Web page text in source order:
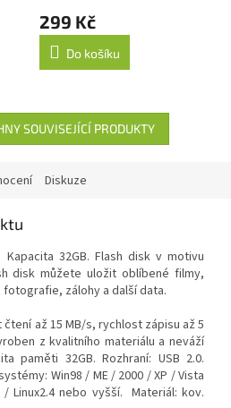
299 Kč
Do košíku
SOUVISEJÍCÍ PRODUKTY
Diskuze
32GB. Flash disk v motivu
disk můžete uložit oblíbené filmy,
zálohy a další data.
čtení až 15 MB/s, rychlost zápisu až 5
z kvalitního materiálu a neváží
paměti 32GB. Rozhraní: USB 2.0.
Win98 / ME / 2000 / XP / Vista
/ Linux2.4 nebo vyšší. Materiál: kov.